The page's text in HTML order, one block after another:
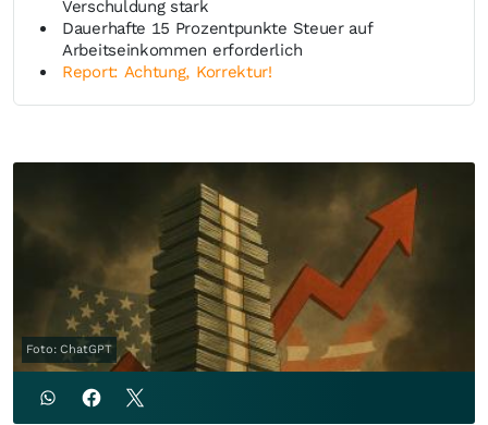
Verschuldung stark
Dauerhafte 15 Prozentpunkte Steuer auf
Arbeitseinkommen erforderlich
Report: Achtung, Korrektur!
Foto: ChatGPT